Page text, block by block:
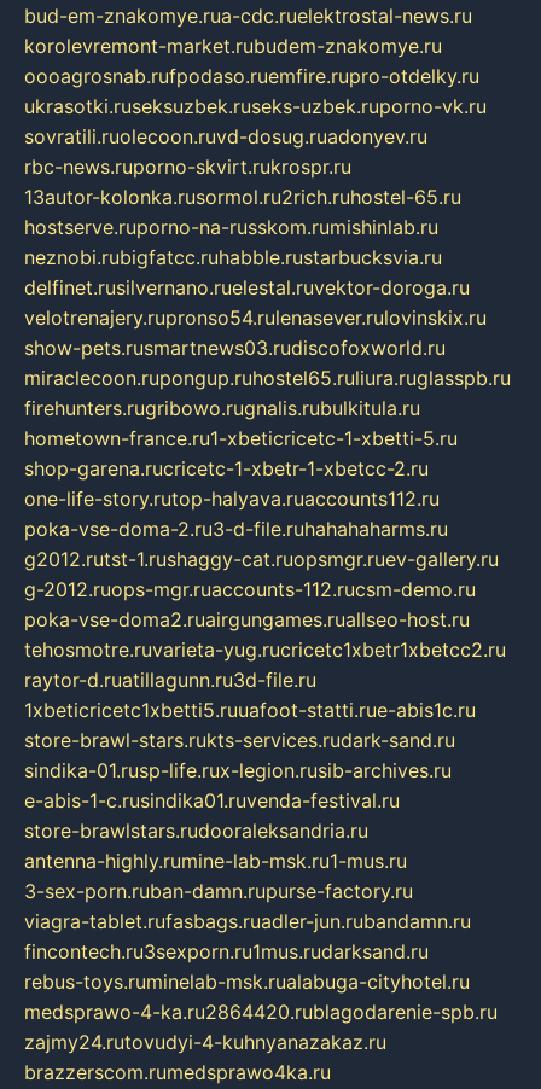
bud-em-znakomye.rua-cdc.ruelektrostal-news.ru
korolevremont-market.rubudem-znakomye.ru
oooagrosnab.rufpodaso.ruemfire.rupro-otdelky.ru
ukrasotki.ruseksuzbek.ruseks-uzbek.ruporno-vk.ru
sovratili.ruolecoon.ruvd-dosug.ruadonyev.ru
rbc-news.ruporno-skvirt.rukrospr.ru
13autor-kolonka.rusormol.ru2rich.ruhostel-65.ru
hostserve.ruporno-na-russkom.rumishinlab.ru
neznobi.rubigfatcc.ruhabble.rustarbucksvia.ru
delfinet.rusilvernano.ruelestal.ruvektor-doroga.ru
velotrenajery.rupronso54.rulenasever.rulovinskix.ru
show-pets.rusmartnews03.rudiscofoxworld.ru
miraclecoon.rupongup.ruhostel65.ruliura.ruglasspb.ru
firehunters.rugribowo.rugnalis.rubulkitula.ru
hometown-france.ru1-xbeticricetc-1-xbetti-5.ru
shop-garena.rucricetc-1-xbetr-1-xbetcc-2.ru
one-life-story.rutop-halyava.ruaccounts112.ru
poka-vse-doma-2.ru3-d-file.ruhahahaharms.ru
g2012.rutst-1.rushaggy-cat.ruopsmgr.ruev-gallery.ru
g-2012.ruops-mgr.ruaccounts-112.rucsm-demo.ru
poka-vse-doma2.ruairgungames.ruallseo-host.ru
tehosmotre.ruvarieta-yug.rucricetc1xbetr1xbetcc2.ru
raytor-d.ruatillagunn.ru3d-file.ru
1xbeticricetc1xbetti5.ruuafoot-statti.rue-abis1c.ru
store-brawl-stars.rukts-services.rudark-sand.ru
sindika-01.rusp-life.rux-legion.rusib-archives.ru
e-abis-1-c.rusindika01.ruvenda-festival.ru
store-brawlstars.rudooraleksandria.ru
antenna-highly.rumine-lab-msk.ru1-mus.ru
3-sex-porn.ruban-damn.rupurse-factory.ru
viagra-tablet.rufasbags.ruadler-jun.rubandamn.ru
fincontech.ru3sexporn.ru1mus.rudarksand.ru
rebus-toys.ruminelab-msk.rualabuga-cityhotel.ru
medsprawo-4-ka.ru2864420.rublagodarenie-spb.ru
zajmy24.rutovudyi-4-kuhnyanazakaz.ru
brazzerscom.rumedsprawo4ka.ru